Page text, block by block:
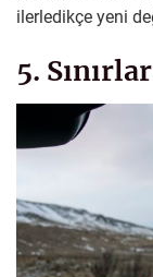
ilerledikçe yeni
5.